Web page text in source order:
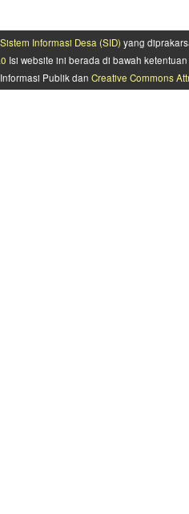
Informasi Desa (SID) yang
Isi website ini berada di bawah
Informasi Publik dan Creative Commons